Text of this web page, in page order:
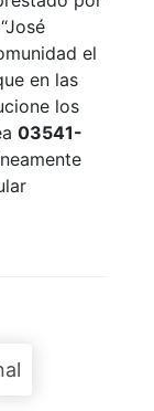
el
en las
los
03541-